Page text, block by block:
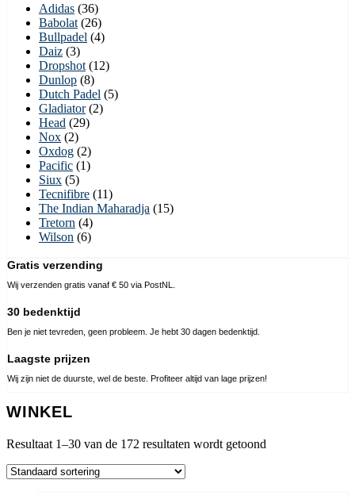
Adidas (36)
Babolat (26)
Bullpadel (4)
Daiz (3)
Dropshot (12)
Dunlop (8)
Dutch Padel (5)
Gladiator (2)
Head (29)
Nox (2)
Oxdog (2)
Pacific (1)
Siux (5)
Tecnifibre (11)
The Indian Maharadja (15)
Tretorn (4)
Wilson (6)
Gratis verzending
Wij verzenden gratis vanaf € 50 via PostNL.
30 bedenktijd
Ben je niet tevreden, geen probleem. Je hebt 30 dagen bedenktijd.
Laagste prijzen
Wij zijn niet de duurste, wel de beste. Profiteer altijd van lage prijzen!
WINKEL
Resultaat 1–30 van de 172 resultaten wordt getoond